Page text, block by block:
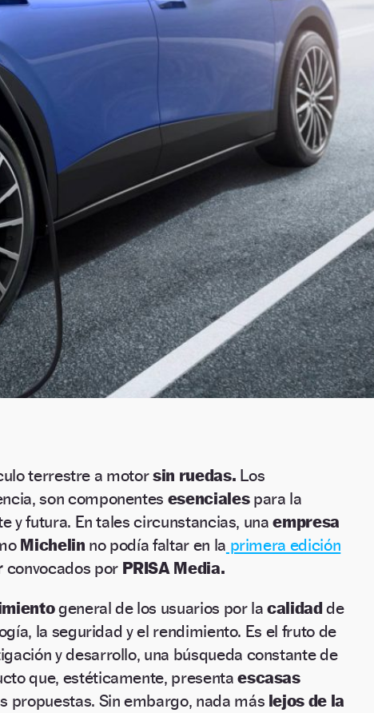
terrestre a motorsin ruedas. Los
son componentes esenciales para la
y futura. En tales circunstancias, unaempresa
Michelin no podía faltar en la primera edición
convocados por PRISA Media.
general de los usuarios por lacalidadde
la seguridad y el rendimiento. Es el fruto de
y desarrollo, una búsqueda constante de
que, estéticamente, presenta escasas
propuestas. Sin embargo, nada más lejos de la